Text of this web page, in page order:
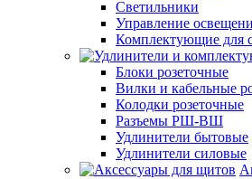
Светильники
Управление
Комплектующие для
Блоки розеточные
Вилки и кабельные
Колодки розеточные
Разъемы РШ-ВШ
Удлинители бытовые
Удлинители силовые